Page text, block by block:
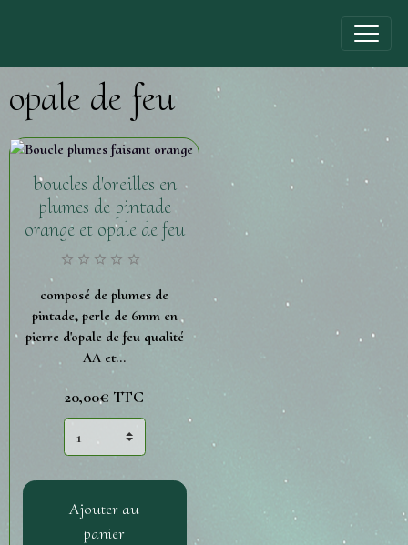
opale de feu
boucles d'oreilles en
plumes de pintade
orange et opale de feu
composé de plumes de
pintade, perle de 6mm en
pierre d'opale de feu qualité
AA et...
20,00€ TTC
Ajouter au
panier